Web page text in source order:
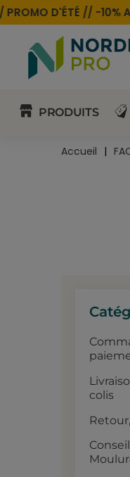
D'ÉTÉ // -10%
PRODUITS
Accueil
colis